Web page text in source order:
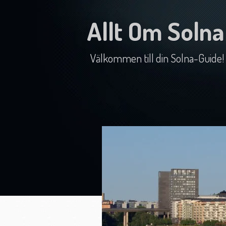
Allt Om Solna
Välkommen till din Solna-Guide!